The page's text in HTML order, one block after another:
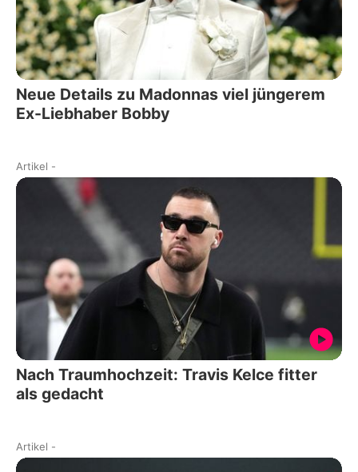
Neue Details zu Madonnas viel jüngerem
Ex-Liebhaber Bobby
Artikel -
Nach Traumhochzeit: Travis Kelce fitter
als gedacht
Artikel -